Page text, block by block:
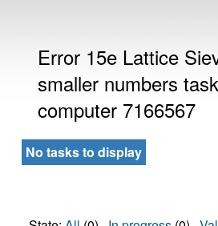
Error 15e Lattice
smaller numbers
computer 7166567
No tasks to display